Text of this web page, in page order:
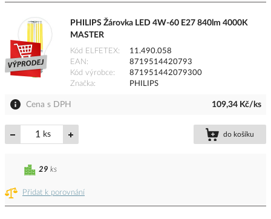
PHILIPS Žárovka LED 4W-60 E27 840lm 4000K
MASTER
Kód ELFETEX
11.490.058
EAN
8719514420793
Kód výrobce
871951442079300
Značka
PHILIPS
Cena s DPH 109,34 Kč/ks
ks do košíku
Přidat k porovnání
29 ks